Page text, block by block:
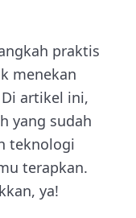
praktis
menekan
artikel ini,
yang sudah
teknologi
terapkan.
ya!